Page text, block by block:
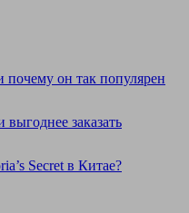
почему он так популярен
заказать
Secret в Китае?